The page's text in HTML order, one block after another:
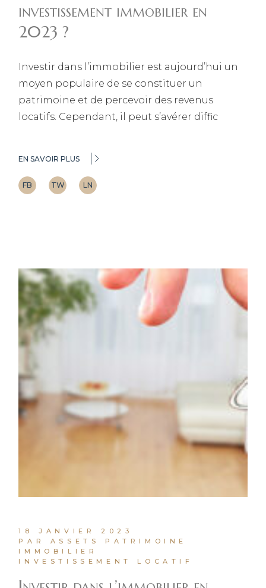
investissement immobilier en
2023 ?
Investir dans l’immobilier est aujourd’hui un
moyen populaire de se constituer un
patrimoine et de percevoir des revenus
locatifs. Cependant, il peut s’avérer diffic
EN SAVOIR PLUS
FB TW LN
18 JANVIER 2023
PAR ASSETS PATRIMOINE
IMMOBILIER
INVESTISSEMENT LOCATIF